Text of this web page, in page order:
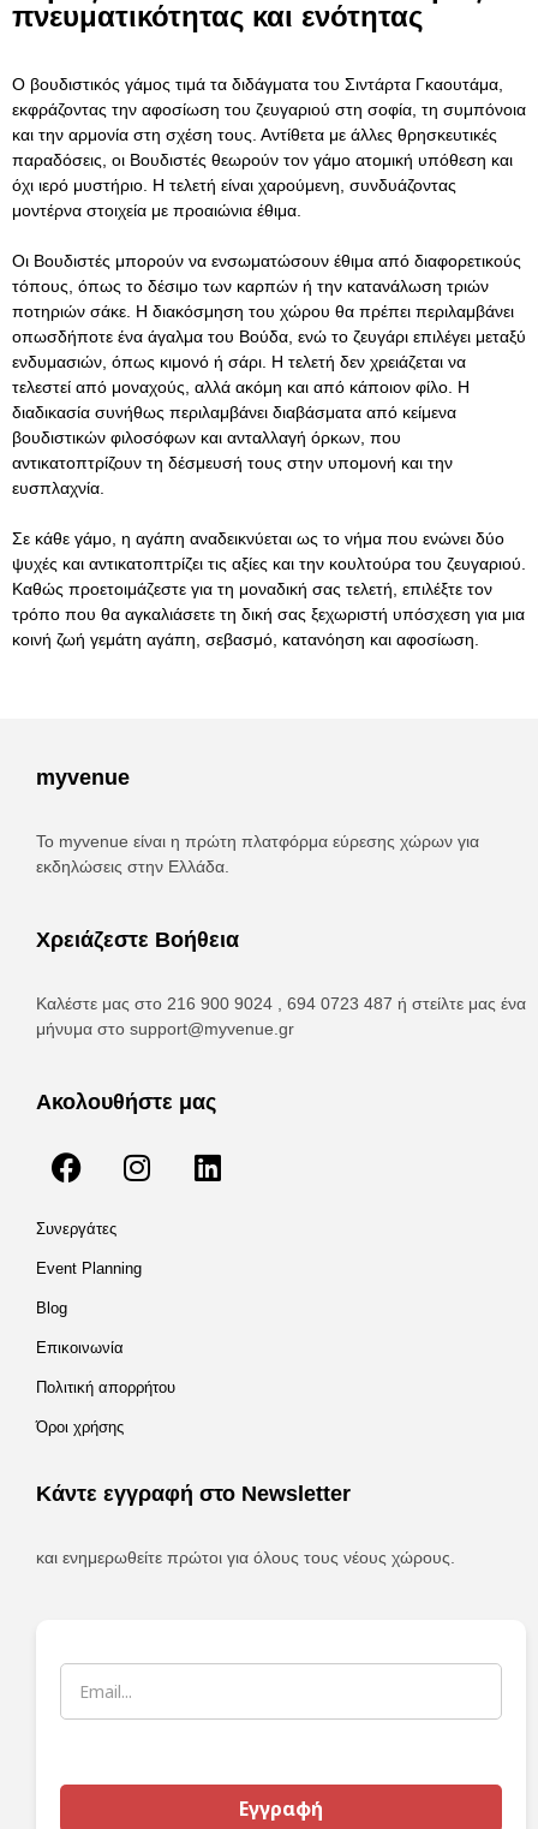
πνευματικότητας και ενότητας
Ο βουδιστικός γάμος τιμά τα διδάγματα του Σιντάρτα Γκαουτάμα,
εκφράζοντας την αφοσίωση του ζευγαριού στη σοφία, τη συμπόνοια
και την αρμονία στη σχέση τους. Αντίθετα με άλλες θρησκευτικές
παραδόσεις, οι Βουδιστές θεωρούν τον γάμο ατομική υπόθεση και
όχι ιερό μυστήριο. Η τελετή είναι χαρούμενη, συνδυάζοντας
μοντέρνα στοιχεία με προαιώνια έθιμα.
Οι Βουδιστές μπορούν να ενσωματώσουν έθιμα από διαφορετικούς
τόπους, όπως το δέσιμο των καρπών ή την κατανάλωση τριών
ποτηριών σάκε. Η διακόσμηση του χώρου θα πρέπει περιλαμβάνει
οπωσδήποτε ένα άγαλμα του Βούδα, ενώ το ζευγάρι επιλέγει μεταξύ
ενδυμασιών, όπως κιμονό ή σάρι. Η τελετή δεν χρειάζεται να
τελεστεί από μοναχούς, αλλά ακόμη και από κάποιον φίλο. Η
διαδικασία συνήθως περιλαμβάνει διαβάσματα από κείμενα
βουδιστικών φιλοσόφων και ανταλλαγή όρκων, που
αντικατοπτρίζουν τη δέσμευσή τους στην υπομονή και την
ευσπλαχνία.
Σε κάθε γάμο, η αγάπη αναδεικνύεται ως το νήμα που ενώνει δύο
ψυχές και αντικατοπτρίζει τις αξίες και την κουλτούρα του ζευγαριού.
Καθώς προετοιμάζεστε για τη μοναδική σας τελετή, επιλέξτε τον
τρόπο που θα αγκαλιάσετε τη δική σας ξεχωριστή υπόσχεση για μια
κοινή ζωή γεμάτη αγάπη, σεβασμό, κατανόηση και αφοσίωση.
myvenue
Το myvenue είναι η πρώτη πλατφόρμα εύρεσης χώρων για
εκδηλώσεις στην Ελλάδα.
Χρειάζεστε Βοήθεια
Καλέστε μας στο 216 900 9024 , 694 0723 487 ή στείλτε μας ένα
μήνυμα στο support@myvenue.gr
Ακολουθήστε μας
Συνεργάτες
Event Planning
Blog
Επικοινωνία
Πολιτική απορρήτου
Όροι χρήσης
Κάντε εγγραφή στο Newsletter
και ενημερωθείτε πρώτοι για όλους τους νέους χώρους.